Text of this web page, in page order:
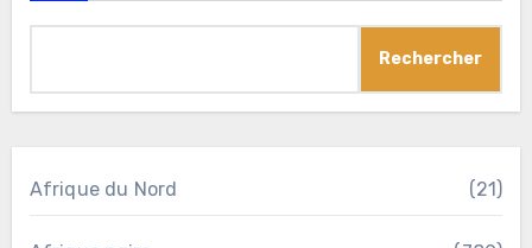
Rechercher
Afrique du Nord (21)